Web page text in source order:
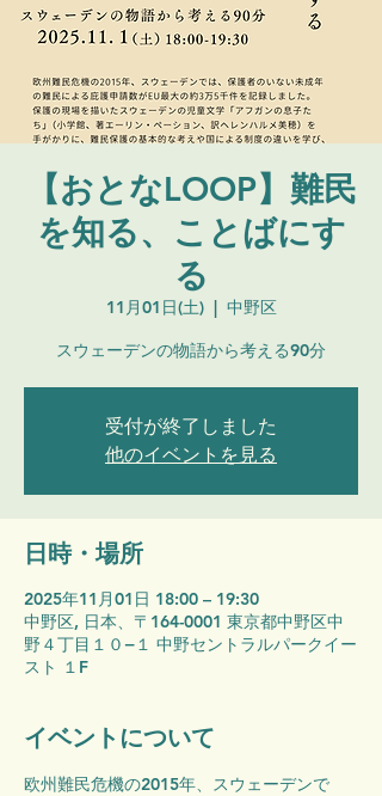
【おとなLOOP】難民
を知る、ことばにす
る
11月01日(土)
  |
中野区
スウェーデンの物語から考える90分
受付が終了しました
他のイベントを見る
日時・場所
2025年11月01日 18:00 – 19:30
中野区, 日本、〒164-0001 東京都中野区中
野４丁目１０−１ 中野セントラルパークイー
スト １F
イベントについて
欧州難民危機の2015年、スウェーデンで